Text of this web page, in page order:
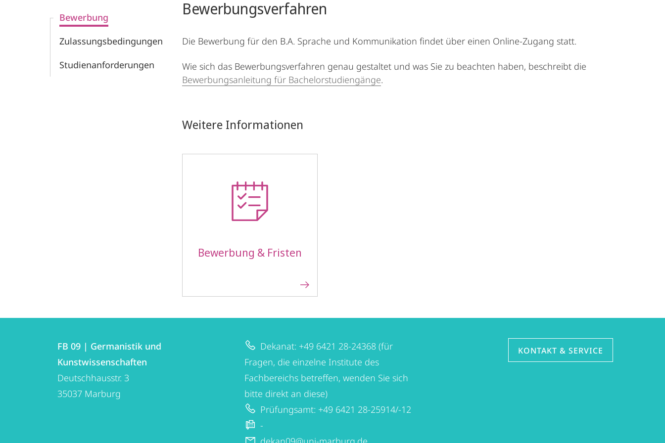
Bewerbung
Zulassungsbedingungen
Studien­anforderungen
Bewerbungsverfahren
Die Bewerbung für den B.A. Sprache und Kommunikation findet über einen Online-Zugang statt.
Wie sich das Bewerbungsverfahren genau gestaltet und was Sie zu beachten haben, beschreibt die
Bewerbungsanleitung für Bachelorstudiengänge.
Weitere Informationen
Bewerbung & Fristen
Informationen
Kontaktinformationen
FB
09
|
Germanistik
FB 09 | Germanistik und
Kunstwissenschaften
Deutschhausstr. 3
35037 Marburg
Dekanat: +49 6421 28-24368 (für
Fragen, die einzelne Institute des
Fachbereichs betreffen, wenden Sie sich
bitte direkt an diese)
Prüfungsamt: +49 6421 28-25914/-12
-
KONTAKT & SERVICE